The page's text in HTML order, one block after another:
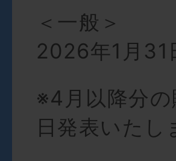
＜一般＞
2026年1月
※4月以降分
日発表いたし